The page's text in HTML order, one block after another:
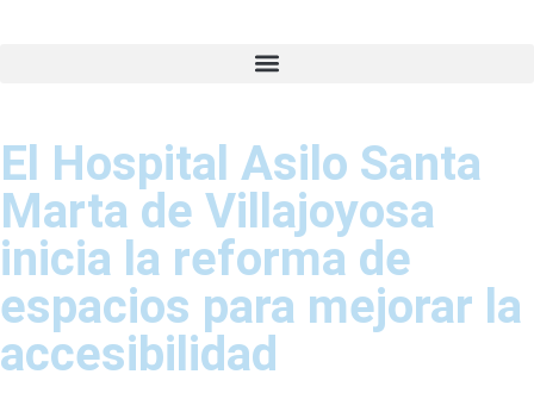
El Hospital Asilo Santa
Marta de Villajoyosa
inicia la reforma de
espacios para mejorar la
accesibilidad